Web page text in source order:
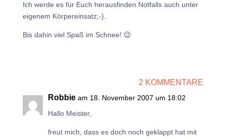
Ich werde es für Euch herausfinden.Notfalls auch unter
eigenem Körpereinsatz;-).
Bis dahin viel Spaß im Schnee! 😉
2 KOMMENTARE
Robbie am 18. November 2007 um 18:02
Hallo Meister,
freut mich, dass es doch noch geklappt hat mit